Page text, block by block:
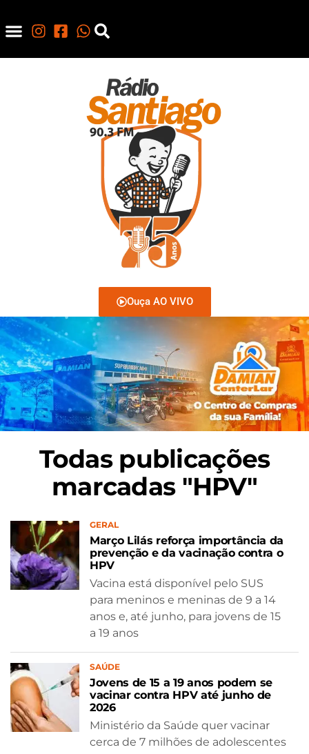
Ouça AO VIVO
Todas publicações
marcadas "HPV"
GERAL
Março Lilás reforça importância da
prevenção e da vacinação contra o
HPV
Vacina está disponível pelo SUS
para meninos e meninas de 9 a 14
anos e, até junho, para jovens de 15
a 19 anos
SAÚDE
Jovens de 15 a 19 anos podem se
vacinar contra HPV até junho de
2026
Ministério da Saúde quer vacinar
cerca de 7 milhões de adolescentes